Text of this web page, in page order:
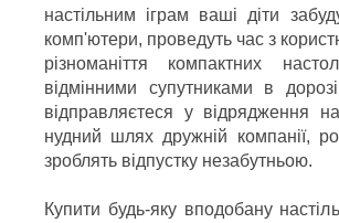
настільним іграм ваші діти
комп'ютери, проведуть час з
різноманіття компактних
відмінними супутниками в
відправляєтеся у відрядження
нудний шлях дружній компанії,
зроблять відпустку незабутньою.
Купити будь-яку вподобану